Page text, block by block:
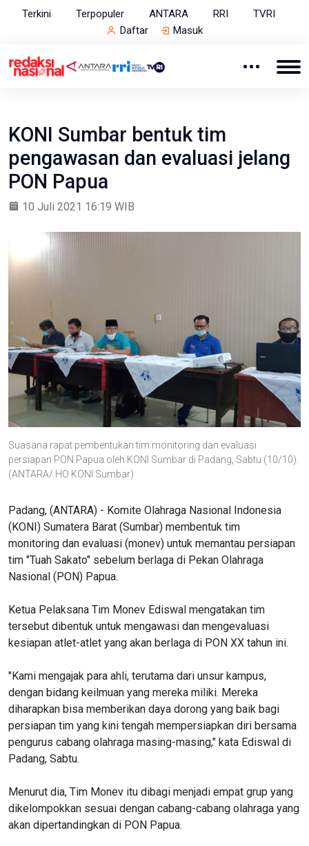
Terkini Terpopuler ANTARA RRI
TVRI
Daftar
Masuk
KONI Sumbar bentuk tim
pengawasan dan evaluasi jelang
PON Papua
10 Juli 2021 16:19 WIB
Suasana rapat pembentukan tim monitoring dan evaluasi
persiapan PON Papua oleh KONI Sumbar di Padang, Sabtu (10/10).
(ANTARA/ HO KONI Sumbar)
Padang, (ANTARA) - Komite Olahraga Nasional Indonesia
(KONI) Sumatera Barat (Sumbar) membentuk tim
monitoring dan evaluasi (monev) untuk memantau persiapan
tim "Tuah Sakato" sebelum berlaga di Pekan Olahraga
Nasional (PON) Papua.
Ketua Pelaksana Tim Monev Ediswal mengatakan tim
tersebut dibentuk untuk mengawasi dan mengevaluasi
kesiapan atlet-atlet yang akan berlaga di PON XX tahun ini.
"Kami mengajak para ahli, terutama dari unsur kampus,
dengan bidang keilmuan yang mereka miliki. Mereka
diharapkan bisa memberikan daya dorong yang baik bagi
persiapan tim yang kini tengah mempersiapkan diri bersama
pengurus cabang olahraga masing-masing," kata Ediswal di
Padang, Sabtu.
Menurut dia, Tim Monev itu dibagi menjadi empat grup yang
dikelompokkan sesuai dengan cabang-cabang olahraga yang
akan dipertandingkan di PON Papua.